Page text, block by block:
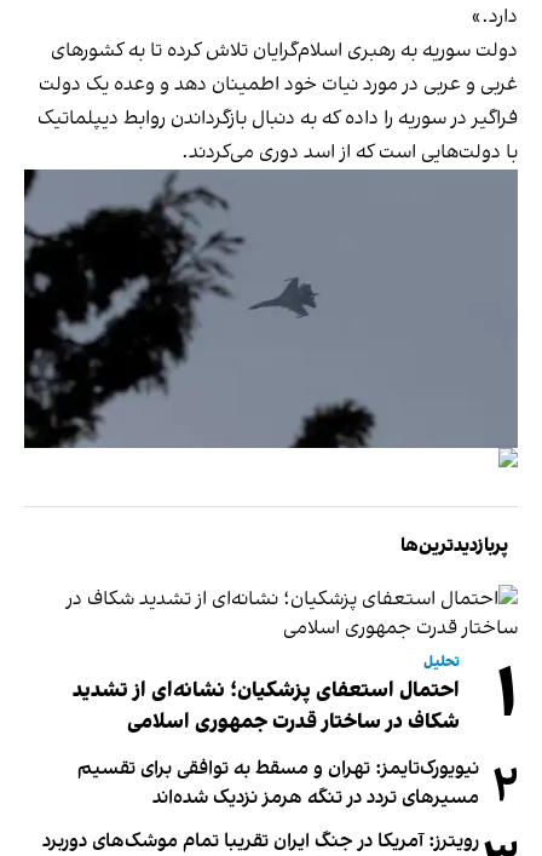
دارد.»
دولت سوریه به رهبری اسلام‌گرایان تلاش کرده تا به کشورهای
غربی و عربی در مورد نیات خود اطمینان دهد و وعده یک دولت
فراگیر در سوریه را داده که به دنبال بازگرداندن روابط دیپلماتیک
با دولت‌هایی است که از اسد دوری می‌کردند.
پربازدیدترین‌ها
۱ تحلیل
احتمال استعفای پزشکیان؛ نشانه‌ای از تشدید
شکاف در ساختار قدرت جمهوری اسلامی
۲ نیویورک‌تایمز: تهران و مسقط به توافقی برای تقسیم
مسیرهای تردد در تنگه هرمز نزدیک شده‌اند
رویترز: آمریکا در جنگ ایران تقریبا تمام موشک‌های دوربرد